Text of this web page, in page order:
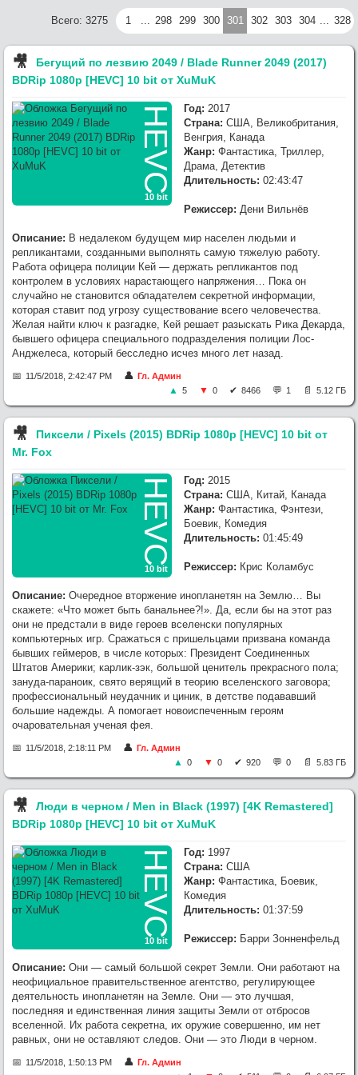
1080p [HEVC] 10 bit от OldGamer (RG RIPS CLUB) выложил,
Гл. Админ:Переезд завершен. Ближайшие 4
месяца буду сильно занят. Зимой доделаю функционал сайта.
7/25/2026, 2:46:59 PM NoobDecoder:Гл. Админ, спасибо за ресурс и
работу.
поднять трекер.
7/24/2026, 9:41:02 PM Glasgo Раздайте, пожалуйста, Приключения
Тинтина: Тайна Единорога / The Adventures of Tintin: The Secret of the
Unicorn (2011) [USA Transfer] BDRip 1080p [HEVC] 10 bit от -Star-Lord-
(RG RIPS CLUB)
Werwolf2517 : OldGamer, omg, надеюсь всё
обойдётся лёгким испугом.. готов оказать посильную помощь, в
сервачках понимаю, работа такая.
слова совсем
1 ... 298 299 300 301 302 303 304 ... 328
Всего: 3275
🎥︎
Бегущий по лезвию 2049 / Blade Runner 2049 (2017)
BDRip 1080p [HEVC] 10 bit от XuMuK
HEVC
10 bit
Год: 2017
Страна: США, Великобритания,
Венгрия, Канада
Жанр: Фантастика, Триллер,
Драма, Детектив
Длительность: 02:43:47
Режиссер: Дени Вильнёв
Описание: В недалеком будущем мир населен людьми и
репликантами, созданными выполнять самую тяжелую работу.
Работа офицера полиции Кей — держать репликантов под
контролем в условиях нарастающего напряжения… Пока он
случайно не становится обладателем секретной информации,
которая ставит под угрозу существование всего человечества.
Желая найти ключ к разгадке, Кей решает разыскать Рика Декарда,
бывшего офицера специального подразделения полиции Лос-
Анджелеса, который бесследно исчез много лет назад.
11/5/2018, 2:42:47 PM
Гл. Админ
5
0 8466 1 5.12 ГБ
🎥︎
Пиксели / Pixels (2015) BDRip 1080p [HEVC] 10 bit от
Mr. Fox
HEVC
10 bit
Год: 2015
Страна: США, Китай, Канада
Жанр: Фантастика, Фэнтези,
Боевик, Комедия
Длительность: 01:45:49
Режиссер: Крис Коламбус
Описание: Очередное вторжение инопланетян на Землю… Вы
скажете: «Что может быть банальнее?!». Да, если бы на этот раз
они не предстали в виде героев вселенски популярных
компьютерных игр. Сражаться с пришельцами призвана команда
бывших геймеров, в числе которых: Президент Соединенных
Штатов Америки; карлик-зэк, большой ценитель прекрасного пола;
зануда-параноик, свято верящий в теорию вселенского заговора;
профессиональный неудачник и циник, в детстве подававший
большие надежды. А помогает новоиспеченным героям
очаровательная ученая фея.
11/5/2018, 2:18:11 PM
Гл. Админ
0
0 920 0 5.83 ГБ
🎥︎
Люди в черном / Men in Black (1997) [4K Remastered]
BDRip 1080p [HEVC] 10 bit от XuMuK
HEVC
10 bit
Год: 1997
Страна: США
Жанр: Фантастика, Боевик,
Комедия
Длительность: 01:37:59
Режиссер: Барри Зонненфельд
Описание: Они — самый большой секрет Земли. Они работают на
неофициальное правительственное агентство, регулирующее
деятельность инопланетян на Земле. Они — это лучшая,
последняя и единственная линия защиты Земли от отбросов
вселенной. Их работа секретна, их оружие совершенно, им нет
равных, они не оставляют следов. Они — это Люди в черном.
11/5/2018, 1:50:13 PM
Гл. Админ